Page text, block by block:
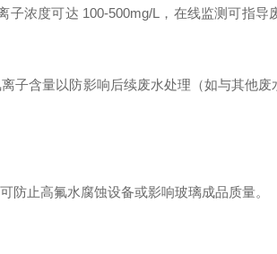
浓度可达 100-500mg/L，在线监测可指导
子含量以防影响后续废水处理（如与其他
止高氟水腐蚀设备或影响玻璃成品质量。